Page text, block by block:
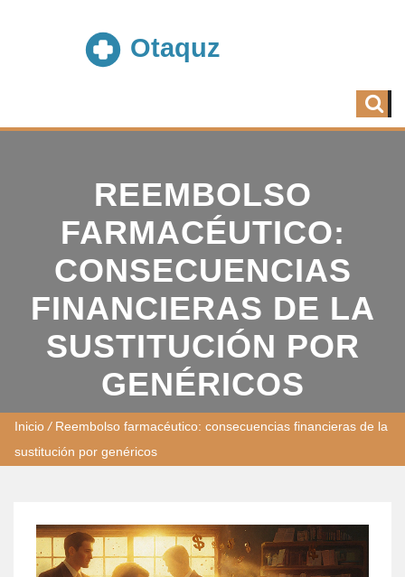
REEMBOLSO
FARMACÉUTICO:
CONSECUENCIAS
FINANCIERAS DE LA
SUSTITUCIÓN POR
GENÉRICOS
Inicio / Reembolso farmacéutico: consecuencias financieras de la
sustitución por genéricos